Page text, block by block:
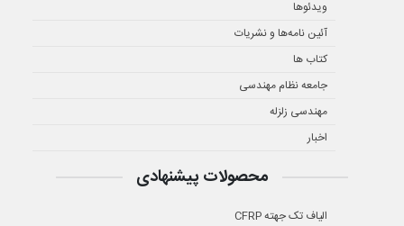
ویدئوها
آئین نامه‌ها و نشریات
کتاب ها
جامعه نظام مهندسی
مهندسی زلزله
اخبار
محصولات پیشنهادی
الیاف تک جهته CFRP